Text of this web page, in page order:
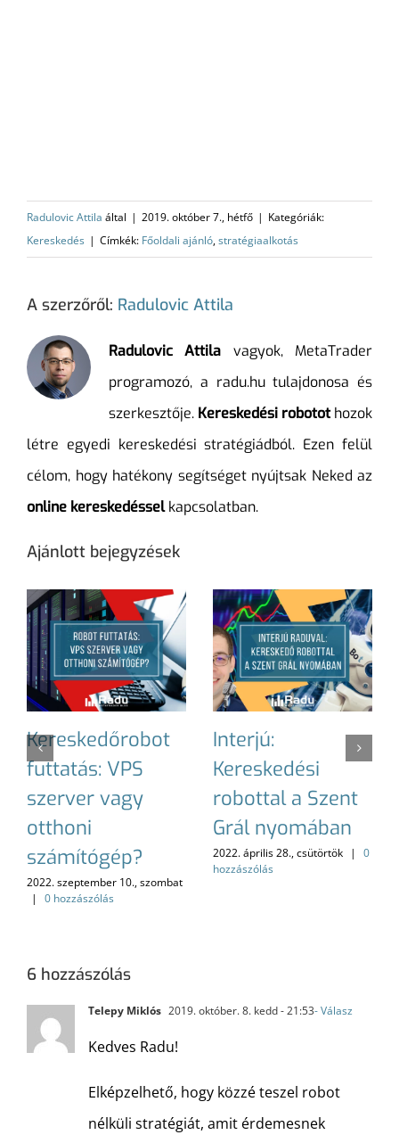
Radulovic Attila által | 2019. október 7., hétfő | Kategóriák:
Kereskedés | Címkék: Főoldali ajánló,stratégiaalkotás
A szerzőről: Radulovic Attila
Radulovic Attila vagyok, MetaTrader
programozó, a radu.hu tulajdonosa és
szerkesztője. Kereskedési robotothozok
létre egyedi kereskedési stratégiádból. Ezen felül
célom, hogy hatékony segítséget nyújtsak Neked az
online kereskedésselkapcsolatban.
Ajánlott bejegyzések
Kereskedőrobot
futtatás: VPS
szerver vagy
otthoni
számítógép?
2022. szeptember 10., szombat
|
0 hozzászólás
Interjú:
Kereskedési
robottal a Szent
Grál nyomában
2022. április 28., csütörtök |
0
hozzászólás
6 hozzászólás
Telepy Miklós 2019. október. 8. kedd - 21:53- Válasz
Kedves Radu!
Elképzelhető, hogy közzé teszel robot
nélküli stratégiát, amit érdemesnek